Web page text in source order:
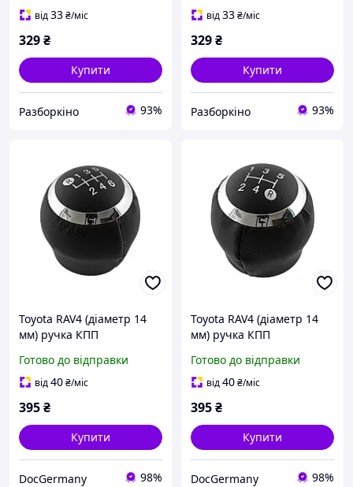
сторониий скотч
від33₴/міс
329₴
Купити
Разборкіно 93%
двосторонній скотч
від33₴/міс
329₴
Купити
Разборкіно 93%
Toyota RAV4 (діаметр 14
мм) ручка КПП
ступка, Тойота РАВ4
Готово до відправки
від40₴/міс
395₴
Купити
DocGermany 98%
Toyota RAV4 (діаметр 14
мм) ручка КПП
ступка, Тойота РАВ4
Готово до відправки
від40₴/міс
395₴
Купити
DocGermany 98%